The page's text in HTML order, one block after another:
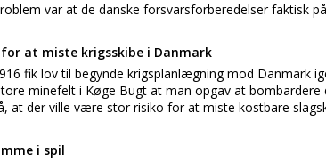
var at de danske forsvarsforberedelser faktisk
at miste krigsskibe i Danmark
fik lov til begynde krigsplanlægning mod Danmark
minefelt i Køge Bugt at man opgav at
at der ville være stor risiko for at miste kostbare
i spil